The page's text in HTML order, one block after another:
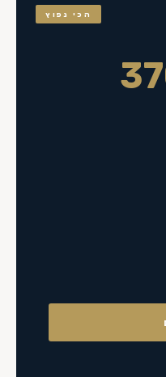
הכי נפוץ